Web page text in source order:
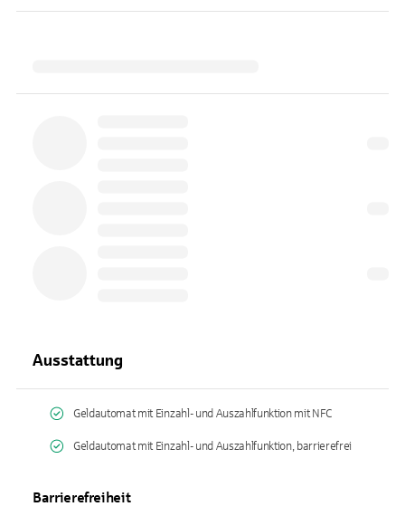
Ausstattung
Geldautomat mit Einzahl- und Auszahlfunktion mit NFC
Geldautomat mit Einzahl- und Auszahlfunktion, barrierefrei
Barrierefreiheit